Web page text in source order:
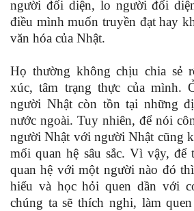
người đối diện, lo người đối
điều mình muốn truyền đạt hay
văn hóa của Nhật.
Họ thường không chịu chia sẻ
xúc, tâm trạng thực của mình.
người Nhật còn tồn tại những
nước ngoài. Tuy nhiên, để nói
người Nhật với người Nhật cũng
mối quan hệ sâu sắc. Vì vậy, để
quan hệ với một người nào đó
hiểu và học hỏi quen dần với
chúng ta sẽ thích nghi, làm